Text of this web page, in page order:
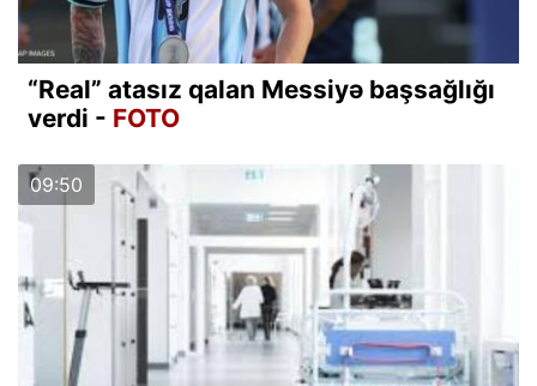
“Real” atasız qalan Messiyə başsağlığı
verdi - FOTO
09:50